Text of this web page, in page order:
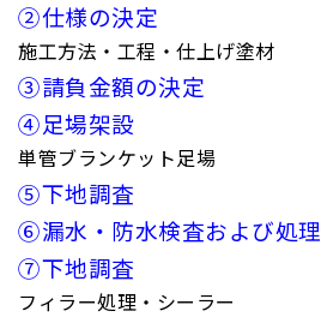
②仕様の決定
施工方法・工程・仕上げ塗材
③請負金額の決定
④足場架設
単管ブランケット足場
⑤下地調査
⑥漏水・防水検査および処理
⑦下地調査
フィラー処理・シーラー